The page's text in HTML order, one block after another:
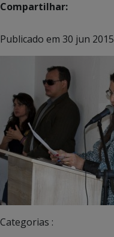
Compartilhar:
Publicado em 30 jun 2015
Categorias :